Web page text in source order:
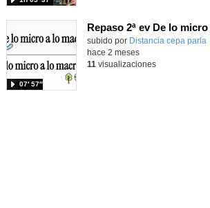
Contenido educativo.
subido por Distancia cepa parla
07′ 57″
hace 2 meses
11 visualizaciones